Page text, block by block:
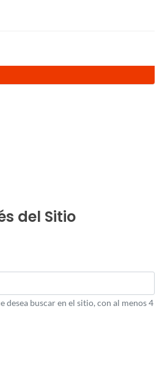
del Sitio
desea buscar en el sitio, con al menos 4